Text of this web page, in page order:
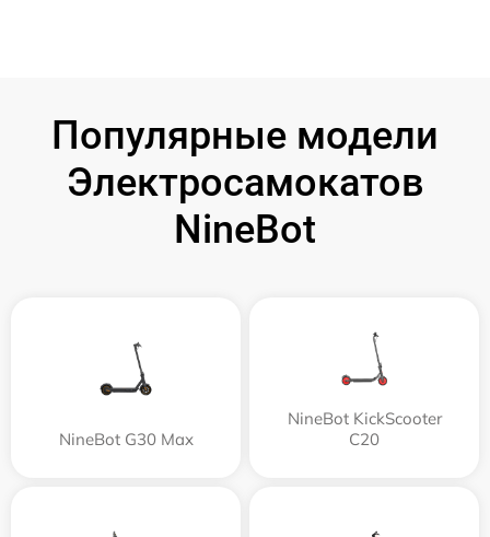
Популярные модели
Электросамокатов
NineBot
NineBot G30 Max
NineBot KickScooter
C20